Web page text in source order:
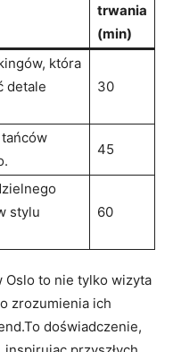
trwania
(min)
która
detale
30
45
stylu
60
Oslo to nie tylko wizyta
zrozumienia ich
doświadczenie,